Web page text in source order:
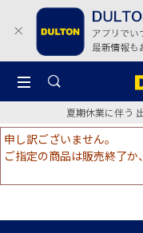
夏期休業に伴う
申し訳ございません。
ご指定の商品は販売終了か